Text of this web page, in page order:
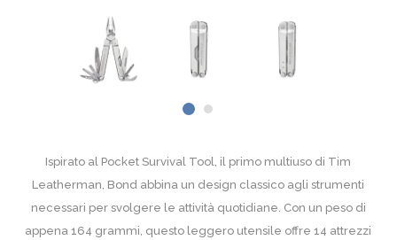
Ispirato al Pocket Survival Tool, il primo multiuso di Tim
Leatherman, Bond abbina un design classico agli strumenti
necessari per svolgere le attività quotidiane. Con un peso di
appena 164 grammi, questo leggero utensile offre 14 attrezzi